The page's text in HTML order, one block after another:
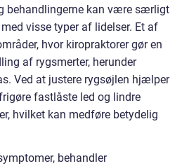
behandlingerne kan være særligt
visse typer af lidelser. Et af
hvor kiropraktorer gør en
af rygsmerter, herunder
Ved at justere rygsøjlen hjælper
fastlåste led og lindre
hvilket kan medføre betydelig
behandler